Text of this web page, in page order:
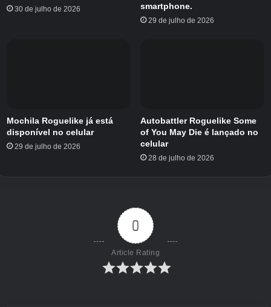
30 de julho de 2026
smartphone.
29 de julho de 2026
Mochila Roguelike já está
disponível no celular
29 de julho de 2026
Autobattler Roguelike Some
of You May Die é lançado no
celular
28 de julho de 2026
0
Article Rating